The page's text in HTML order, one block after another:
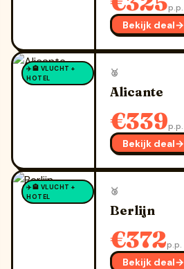
p.p.
Bekijk deal→
✈️🏨 VLUCHT +
HOTEL
🥈
Alicante
€339p.p.
Bekijk deal→
✈️🏨 VLUCHT +
HOTEL
🥉
Berlijn
€372p.p.
Bekijk deal→